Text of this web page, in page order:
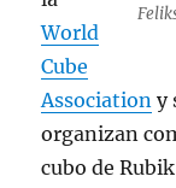
World
Cube
Association y
organizan
cubo de